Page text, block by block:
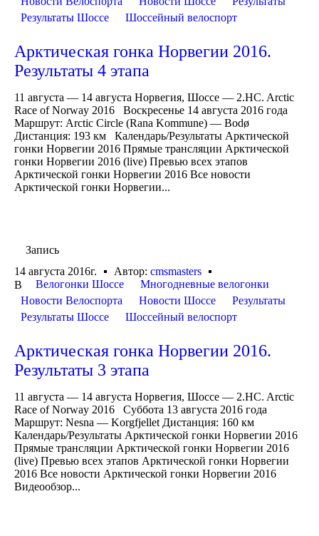
Результаты Шоссе
Шоссейный велоспорт
Арктическая гонка Норвегии 2016.
Результаты 4 этапа
11 августа — 14 августа Норвегия, Шоссе — 2.HC. Arctic
Race of Norway 2016 Воскресенье 14 августа 2016 года
Маршрут: Arctic Circle (Rana Kommune) — Bodø
Дистанция: 193 км Календарь/Результаты Арктической
гонки Норвегии 2016 Прямые трансляции Арктической
гонки Норвегии 2016 (live) Превью всех этапов
Арктической гонки Норвегии 2016 Все новости
Арктической гонки Норвегии...
Запись
14 августа 2016г.
Автор: cmsmasters
В
Велогонки Шоссе
Многодневные велогонки
Новости Велоспорта
Новости Шоссе
Результаты
Результаты Шоссе
Шоссейный велоспорт
Арктическая гонка Норвегии 2016.
Результаты 3 этапа
11 августа — 14 августа Норвегия, Шоссе — 2.HC. Arctic
Race of Norway 2016 Суббота 13 августа 2016 года
Маршрут: Nesna — Korgfjellet Дистанция: 160 км
Календарь/Результаты Арктической гонки Норвегии 2016
Прямые трансляции Арктической гонки Норвегии 2016
(live) Превью всех этапов Арктической гонки Норвегии
2016 Все новости Арктической гонки Норвегии 2016
Видеообзор...